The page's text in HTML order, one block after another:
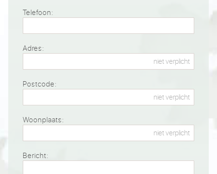
Telefoon:
Adres:
Postcode:
Woonplaats:
Bericht: